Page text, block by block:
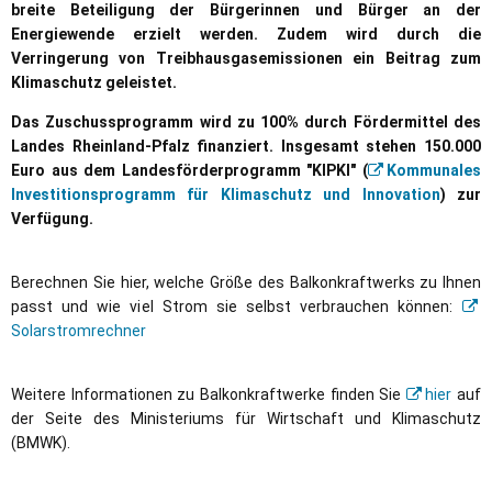
breite Beteiligung der Bürgerinnen und Bürger an der
Energiewende erzielt werden. Zudem wird durch die
Verringerung von Treibhausgasemissionen ein Beitrag zum
Klimaschutz geleistet.
Das Zuschussprogramm wird zu 100% durch Fördermittel des
Landes Rheinland-Pfalz finanziert. Insgesamt stehen 150.000
Euro aus dem Landesförderprogramm "KIPKI" (
Kommunales
Investitionsprogramm für Klimaschutz und Innovation) zur
Verfügung.
Berechnen Sie hier, welche Größe des Balkonkraftwerks zu Ihnen
passt und wie viel Strom sie selbst verbrauchen können:
Solarstromrechner
Weitere Informationen zu Balkonkraftwerke finden Sie hier auf
der Seite des Ministeriums für Wirtschaft und Klimaschutz
(BMWK).